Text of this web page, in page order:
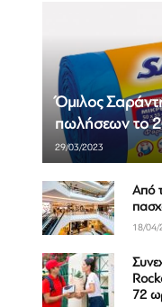
Όμιλος
πωλήσεων το
29/03/2023
Από
18/04/
72